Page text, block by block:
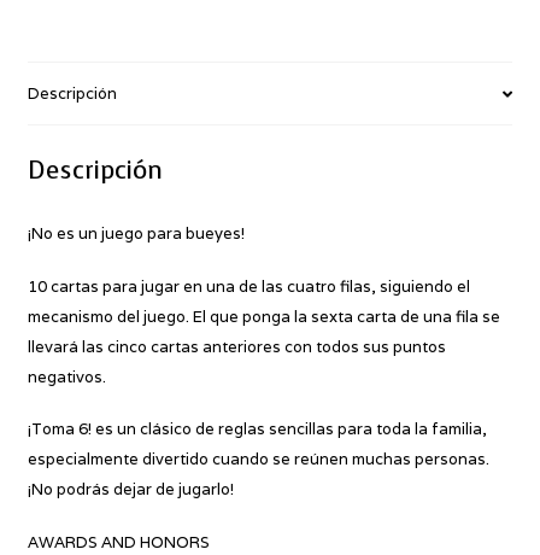
Descripción
Descripción
¡No es un juego para bueyes!
10 cartas para jugar en una de las cuatro filas, siguiendo el
mecanismo del juego. El que ponga la sexta carta de una fila se
llevará las cinco cartas anteriores con todos sus puntos
negativos.
¡Toma 6! es un clásico de reglas sencillas para toda la familia,
especialmente divertido cuando se reúnen muchas personas.
¡No podrás dejar de jugarlo!
AWARDS AND HONORS